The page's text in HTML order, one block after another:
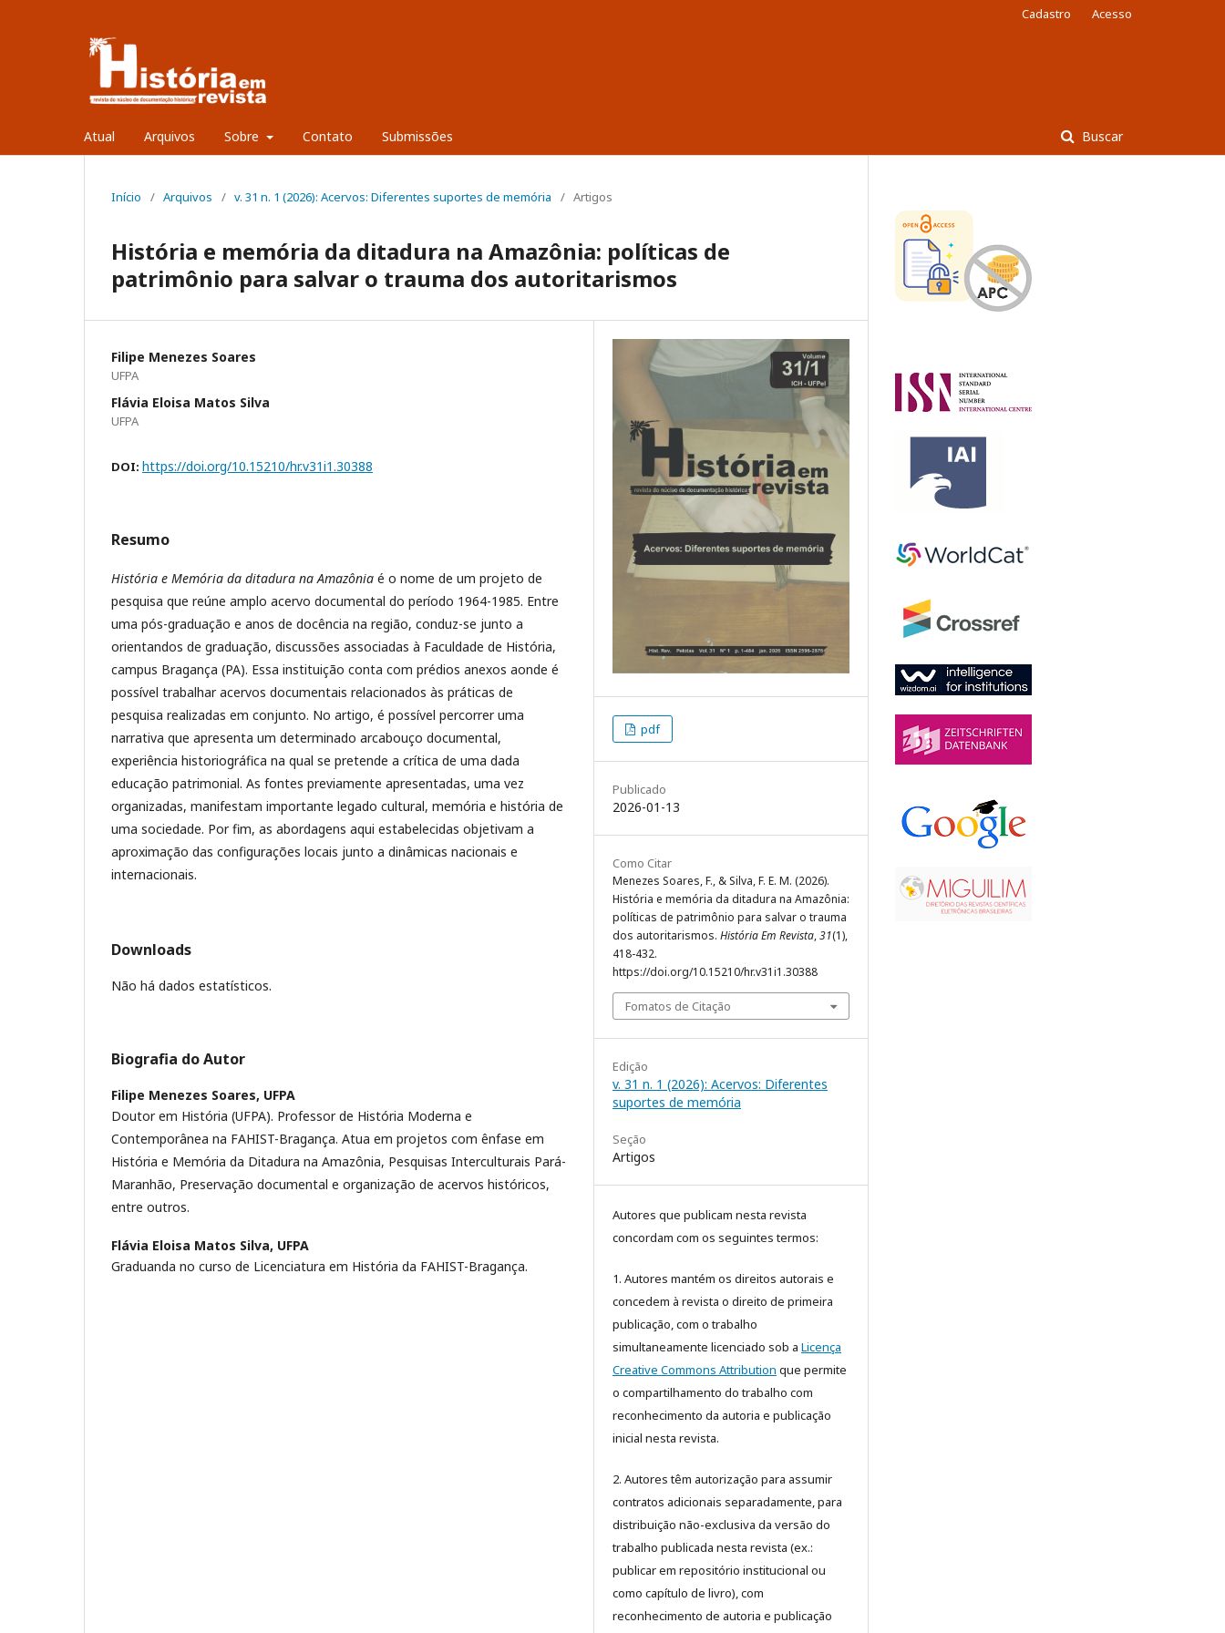
Atual Arquivos Sobre Contato Submissões Buscar
Cadastro Acesso
Início / Arquivos / v. 31 n. 1 (2026): Acervos: Diferentes suportes de memória / Artigos
História e memória da ditadura na Amazônia: políticas de
patrimônio para salvar o trauma dos autoritarismos
Filipe Menezes Soares
UFPA
Flávia Eloisa Matos Silva
UFPA
DOI: https://doi.org/10.15210/hr.v31i1.30388
Resumo
História e Memória da ditadura na Amazônia é o nome de um projeto de
pesquisa que reúne amplo acervo documental do período 1964-1985. Entre
uma pós-graduação e anos de docência na região, conduz-se junto a
orientandos de graduação, discussões associadas à Faculdade de História,
campus Bragança (PA). Essa instituição conta com prédios anexos aonde é
possível trabalhar acervos documentais relacionados às práticas de
pesquisa realizadas em conjunto. No artigo, é possível percorrer uma
narrativa que apresenta um determinado arcabouço documental,
experiência historiográfica na qual se pretende a crítica de uma dada
educação patrimonial. As fontes previamente apresentadas, uma vez
organizadas, manifestam importante legado cultural, memória e história de
uma sociedade. Por fim, as abordagens aqui estabelecidas objetivam a
aproximação das configurações locais junto a dinâmicas nacionais e
internacionais.
Downloads
Não há dados estatísticos.
Biografia do Autor
Filipe Menezes Soares, UFPA
Doutor em História (UFPA). Professor de História Moderna e
Contemporânea na FAHIST-Bragança. Atua em projetos com ênfase em
História e Memória da Ditadura na Amazônia, Pesquisas Interculturais Pará-
Maranhão, Preservação documental e organização de acervos históricos,
entre outros.
Flávia Eloisa Matos Silva, UFPA
Graduanda no curso de Licenciatura em História da FAHIST-Bragança.
pdf
Publicado
2026-01-13
Como Citar
Menezes Soares, F., & Silva, F. E. M. (2026).
História e memória da ditadura na Amazônia:
políticas de patrimônio para salvar o trauma
dos autoritarismos. História Em Revista,31(1),
418-432.
https://doi.org/10.15210/hr.v31i1.30388
Fomatos de Citação
Edição
v. 31 n. 1 (2026): Acervos: Diferentes
suportes de memória
Seção
Artigos
Autores que publicam nesta revista
concordam com os seguintes termos:
1. Autores mantém os direitos autorais e
concedem à revista o direito de primeira
publicação, com o trabalho
simultaneamente licenciado sob a Licença
Creative Commons Attribution que permite
o compartilhamento do trabalho com
reconhecimento da autoria e publicação
inicial nesta revista.
2. Autores têm autorização para assumir
contratos adicionais separadamente, para
distribuição não-exclusiva da versão do
trabalho publicada nesta revista (ex.:
publicar em repositório institucional ou
como capítulo de livro), com
reconhecimento de autoria e publicação